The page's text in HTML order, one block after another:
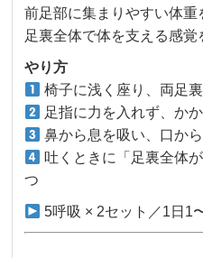
前足部に集まりやすい体重
足裏全体で体を支える感覚
やり方
椅子に浅く座り、両足
足指に力を入れず、か
鼻から息を吸い、口か
吐くときに「足裏全体
つ
5呼吸 × 2セット／1日1